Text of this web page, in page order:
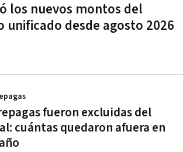
los nuevos montos del
desde agosto 2026
fueron excluidas del
cuántas quedaron afuera en